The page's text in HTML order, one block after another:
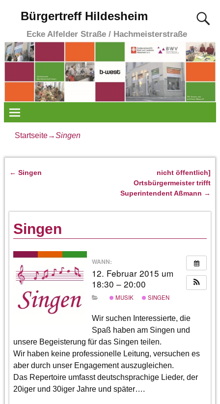
Bürgertreff Hildesheim
Ecke Alfelder Straße / Hachmeisterstraße
Startseite→Singen
← Singen
nicht öffentlich]
Ortsbürgermeister trifft
Superintendent Aßmann →
Singen
WANN:
12. Februar 2015 um
18:30 – 20:00
MUSIK SINGEN
Wir suchen Interessierte, die
Spaß haben am Singen und
unsere Begeisterung für das Singen teilen.
Wir haben keine professionelle Leitung, versuchen es
aber durch unser Engagement auszugleichen.
Das Repertoire umfasst deutschsprachige Lieder, der
20iger und 30iger Jahre und später….